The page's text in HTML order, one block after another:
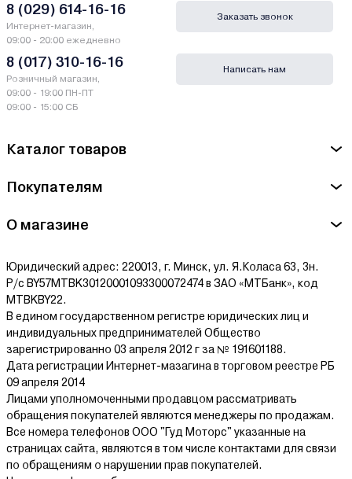
Каталог товаров
Покупателям
О магазине
Юридический адрес: 220013, г. Минск, ул. Я.Коласа 63, 3н.
Р/с BY57MTBK30120001093300072474 в ЗАО «МТБанк», код
MTBKBY22.
В едином государственном регистре юридических лиц и
индивидуальных предпринимателей Общество
зарегистрированно 03 апреля 2012 г за № 191601188.
Дата регистрации Интернет-мазагина в торговом реестре РБ
09 апреля 2014
Лицами уполномоченными продавцом рассматривать
обращения покупателей являются менеджеры по продажам.
Все номера телефонов ООО "Гуд Моторс" указанные на
страницах сайта, являются в том числе контактами для связи
по обращениям о нарушении прав покупателей.
8 (029) 614-16-16
Интернет-магазин,
09:00 - 20:00 ежедневно
8 (017) 310-16-16
Розничный магазин,
09:00 - 19:00 ПН-ПТ
09:00 - 15:00 СБ
Заказать звонок
Написать нам